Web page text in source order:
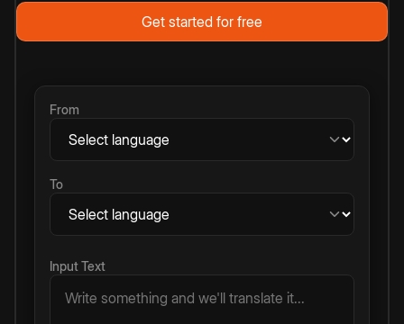
Get started for free
From
To
Input Text